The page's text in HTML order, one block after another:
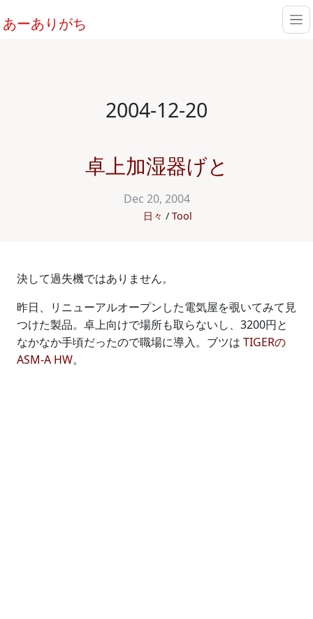
あーありがち
2004-12-20
卓上加湿器げと
Dec 20, 2004
日々 Tool
決して過失機ではありません。
昨日、リニューアルオープンした電気屋を覗いてみて見
つけた製品。卓上向けで場所も取らないし、3200円と
なかなか手頃だったので職場に導入。ブツは TIGERの
ASM-A HW。